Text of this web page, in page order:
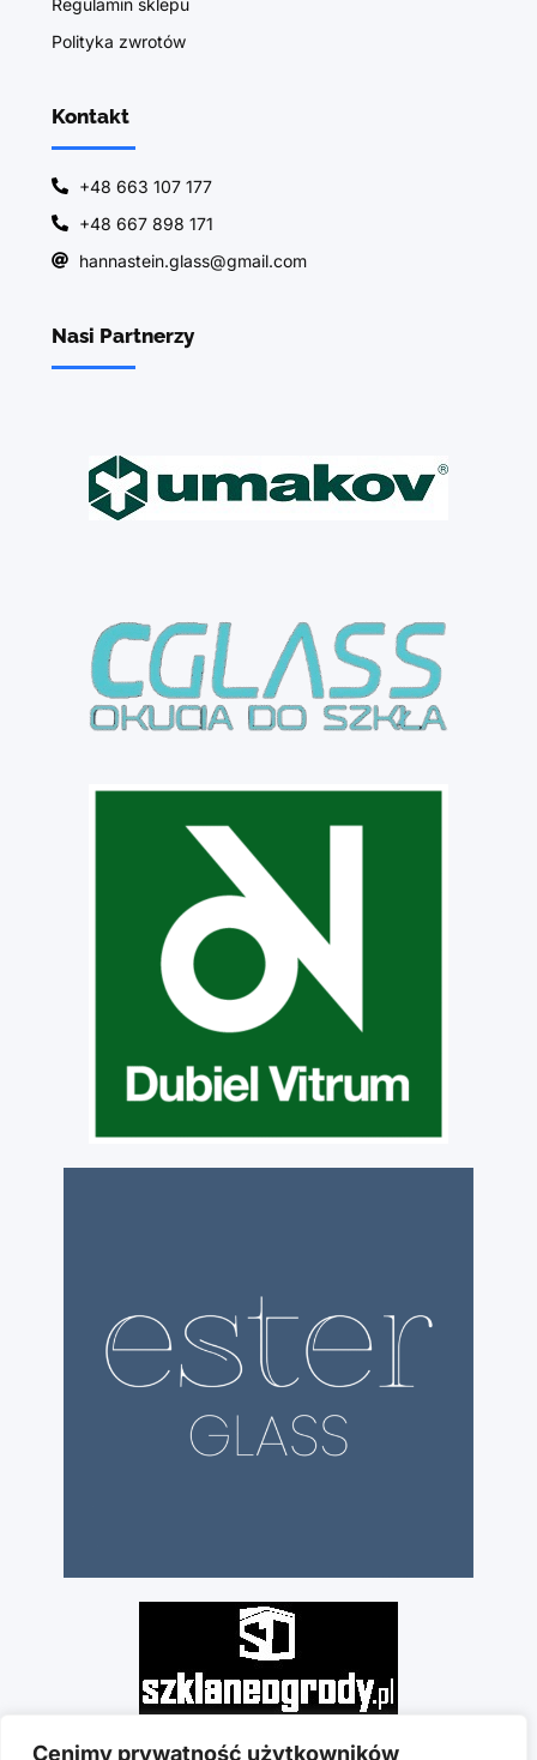
Cenimy prywatność użytkowników
Polityka zwrotów
Kontakt
+48 663 107 177
+48 667 898 171
hannastein.glass@gmail.com
Nasi Partnerzy